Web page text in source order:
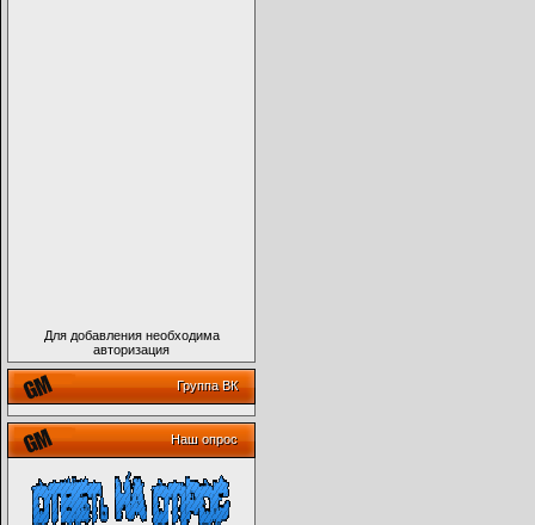
Для добавления необходима
авторизация
Группа ВК
Наш опрос